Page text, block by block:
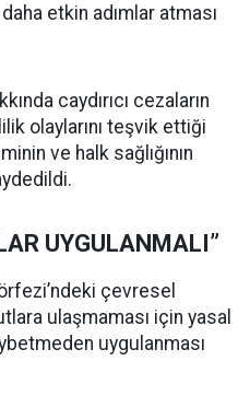
etkin adımlar atması
caydırıcı cezaların
olaylarını teşvik ettiği
ve halk sağlığının
UYGULANMALI”
çevresel
ulaşmaması için yasal
uygulanması